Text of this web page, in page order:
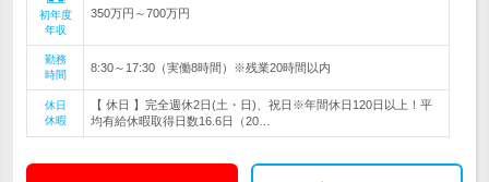
初年度
年収
350万円～700万円
勤務
時間
8:30～17:30（実働8時間）※残業20時間以内
休日
休暇
【 休日 】完全週休2日(土・日)、祝日※年間休日120日以上！平
均有給休暇取得日数16.6日（20…